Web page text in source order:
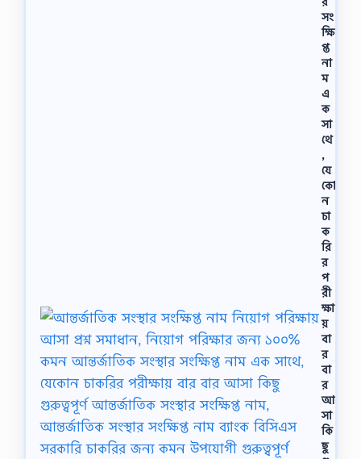
সং
ক্ষি
প্ত
না
ম
এ
ক
সা
থে
,
যে
কো
ন
চা
ক
রি
র
প
রী
ক্ষা
য়
বা
র
বা
র
আ
সা
কি
ছু